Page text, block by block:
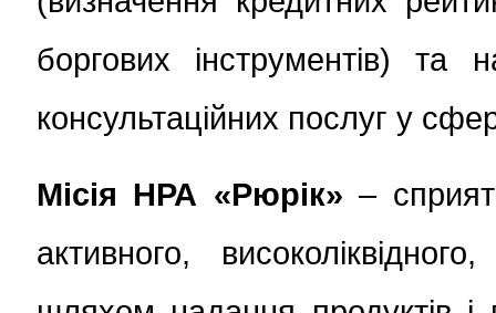
боргових інструментів) та
консультаційних послуг у
Місія НРА «Рюрік» –
активного,